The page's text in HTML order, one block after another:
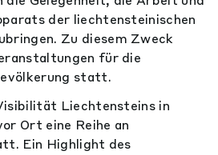
der liechtensteinischen
Zu diesem Zweck
für die
statt.
Liechtensteins in
Ort eine Reihe an
Ein Highlight des